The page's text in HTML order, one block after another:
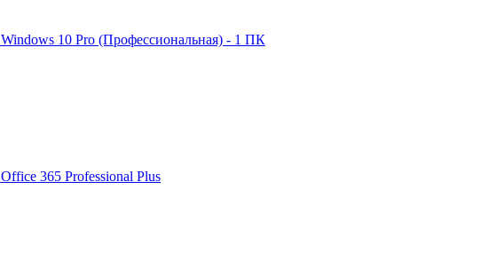
Windows 10 Pro (Профессиональная) - 1 ПК
Office 365 Professional Plus